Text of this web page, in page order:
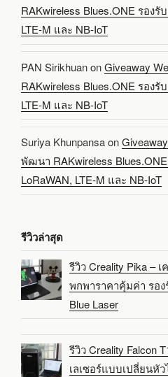
RAKwireless Blues.ONE รองรั
LTE-M และ NB-IoT
PAN SirikhuanonGiveaway
RAKwireless Blues.ONE รองรั
LTE-M และ NB-IoT
Suriya Khunpansaon
พัฒนา RAKwireless
LoRaWAN, LTE-M และ NB-IoT
รีวิวล่าสุด
รีวิว Creality Pika –
พกพาราคาคุ้มค่า รอ
Blue Laser
รีวิว Creality Falcon
เลเซอร์แบบเปลี่ยนหั